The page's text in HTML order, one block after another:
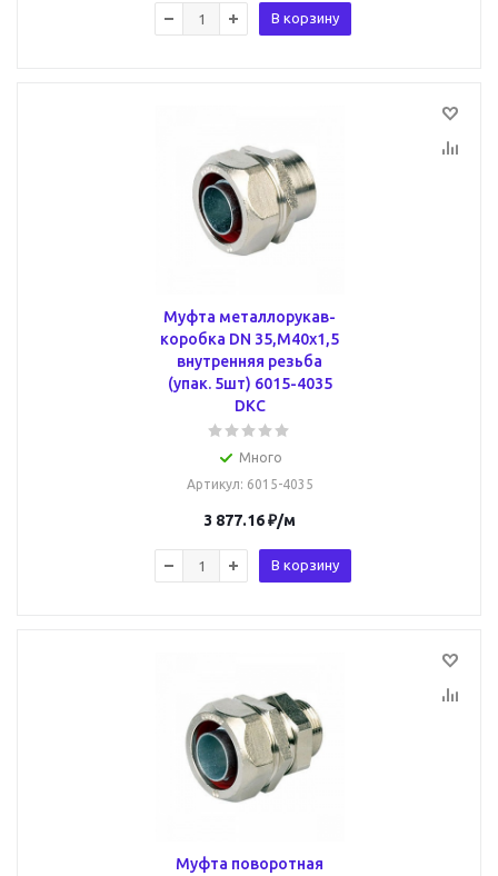
В корзину
Муфта металлорукав-
коробка DN 35,М40х1,5
внутренняя резьба
(упак. 5шт) 6015-4035
DKC
Много
Артикул: 6015-4035
3 877.16₽/м
В корзину
Муфта поворотная